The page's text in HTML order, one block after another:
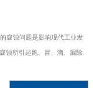
腐蚀问题是影响现代工业发
蚀所引起跑、冒、滴、漏除